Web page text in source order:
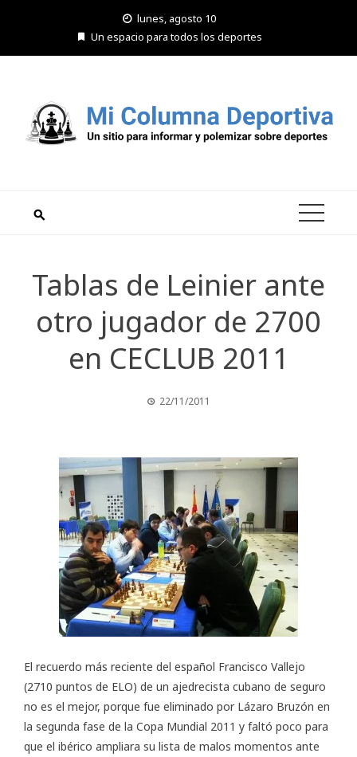
lunes, agosto 10
Un espacio para todos los deportes
Tablas de Leinier ante
otro jugador de 2700
en CECLUB 2011
22/11/2011
El recuerdo más reciente del español Francisco Vallejo
(2710 puntos de ELO) de un ajedrecista cubano de seguro
no es el mejor, porque fue eliminado por Lázaro Bruzón en
la segunda fase de la Copa Mundial 2011 y faltó poco para
que el ibérico ampliara su lista de malos momentos ante